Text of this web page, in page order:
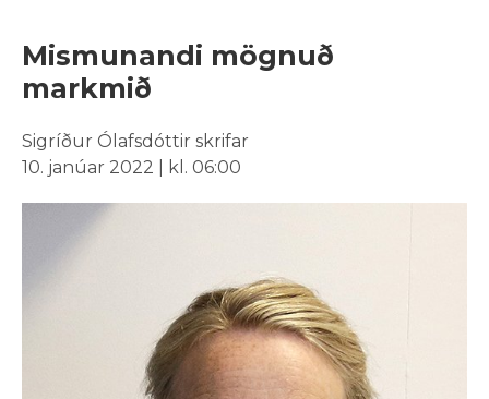
Mismunandi mögnuð
markmið
Sigríður Ólafsdóttir skrifar
10. janúar 2022 | kl. 06:00